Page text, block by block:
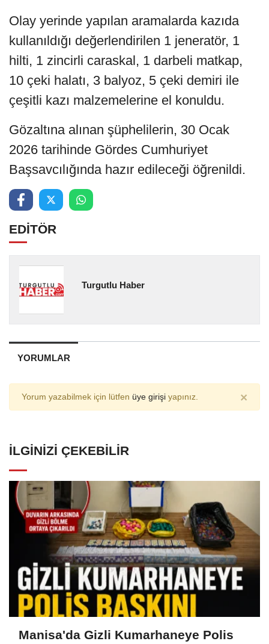
Olay yerinde yapılan aramalarda kazıda
kullanıldığı değerlendirilen 1 jeneratör, 1
hilti, 1 zincirli caraskal, 1 darbeli matkap,
10 çeki halatı, 3 balyoz, 5 çeki demiri ile
çeşitli kazı malzemelerine el konuldu.
Gözaltına alınan şüphelilerin, 30 Ocak
2026 tarihinde Gördes Cumhuriyet
Başsavcılığında hazır edileceği öğrenildi.
EDİTÖR
Turgutlu Haber
YORUMLAR
Yorum yazabilmek için lütfen üye girişi yapınız. ×
İLGINIZI ÇEKEBILIR
Manisa'da Gizli Kumarhaneye Polis